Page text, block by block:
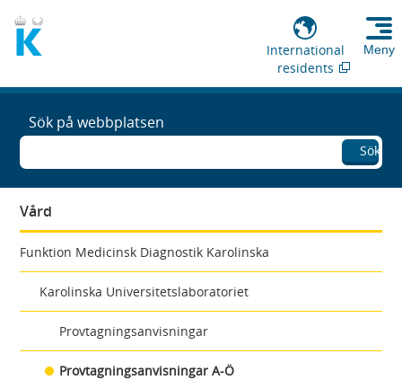
International
residents
Meny
Sök på webbplatsen
Sök
Vård
Funktion Medicinsk Diagnostik Karolinska
Karolinska Universitetslaboratoriet
Provtagningsanvisningar
Provtagningsanvisningar A-Ö